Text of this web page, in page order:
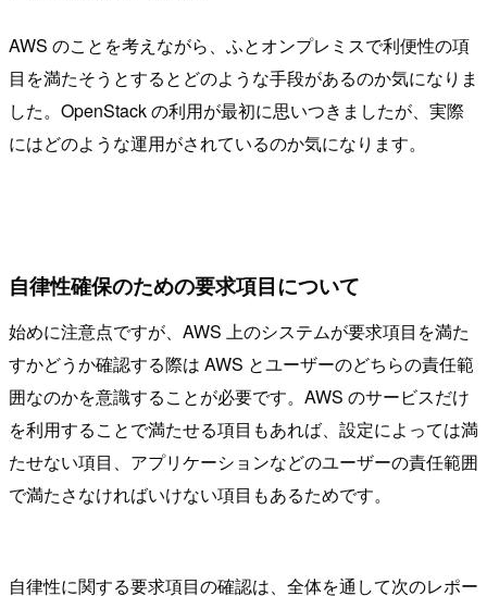
AWS のことを考えながら、ふとオンプレミスで利便性の項
目を満たそうとするとどのような手段があるのか気になりま
した。OpenStack の利用が最初に思いつきましたが、実際
にはどのような運用がされているのか気になります。
自律性確保のための要求項目について
始めに注意点ですが、AWS 上のシステムが要求項目を満た
すかどうか確認する際は AWS とユーザーのどちらの責任範
囲なのかを意識することが必要です。AWS のサービスだけ
を利用することで満たせる項目もあれば、設定によっては満
たせない項目、アプリケーションなどのユーザーの責任範囲
で満たさなければいけない項目もあるためです。
自律性に関する要求項目の確認は、全体を通して次のレポー